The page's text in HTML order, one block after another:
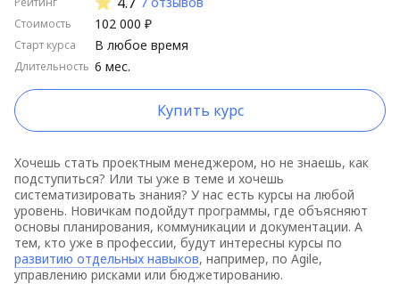
Стоимость
Старт курса
Длительность
102 000 ₽
6 мес.
В любое время
Купить курс
Хочешь стать проектным менеджером, но не знаешь, как
подступиться? Или ты уже в теме и хочешь
систематизировать знания? У нас есть курсы на любой
уровень. Новичкам подойдут программы, где объясняют
основы планирования, коммуникации и документации. А
тем, кто уже в профессии, будут интересны курсы по
развитию отдельных навыков, например, по Agile,
управлению рисками или бюджетированию.